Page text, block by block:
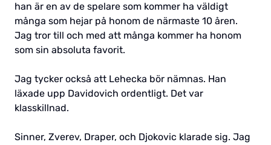
han är en av de spelare som kommer ha väldigt
många som hejar på honom de närmaste 10 åren.
Jag tror till och med att många kommer ha honom
som sin absoluta favorit.
Jag tycker också att Lehecka bör nämnas. Han
läxade upp Davidovich ordentligt. Det var
klasskillnad.
Sinner, Zverev, Draper, och Djokovic klarade sig. Jag